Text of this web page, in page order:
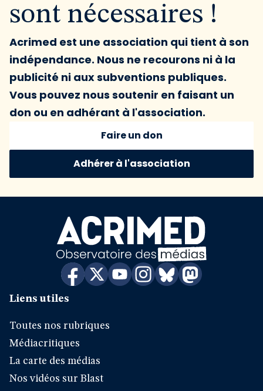
sont nécessaires !
Acrimed est une association qui tient à son
indépendance. Nous ne recourons ni à la
publicité ni aux subventions publiques.
Vous pouvez nous soutenir en faisant un
don ou en adhérant à l'association.
Faire un don
Adhérer à l'association
Liens utiles
Toutes nos rubriques
Médiacritiques
La carte des médias
Nos vidéos sur Blast